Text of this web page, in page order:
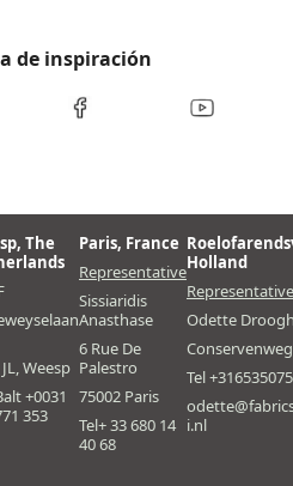
de inspiración
The
Weesp
+0031
353
Paris, France
Representative
Sissiaridis
Anasthase
6 Rue De
Palestro
75002 Paris
Tel+ 33 680 14
40 68
Holland
Representative
Odette
Tel
i.nl